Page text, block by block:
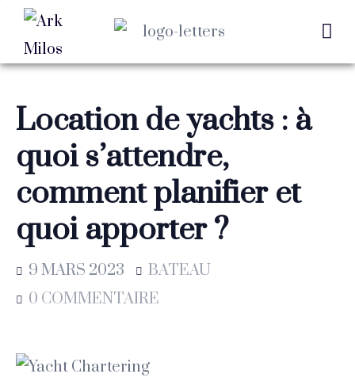
Location de yachts : à
quoi s’attendre,
comment planifier et
quoi apporter ?
9 MARS 2023
BATEAU
0 COMMENTAIRE